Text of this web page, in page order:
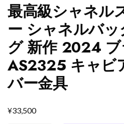
最高級シャネル
ー シャネルバ
グ 新作 2024 ブ
AS2325 キャビ
バー金具
¥33,500